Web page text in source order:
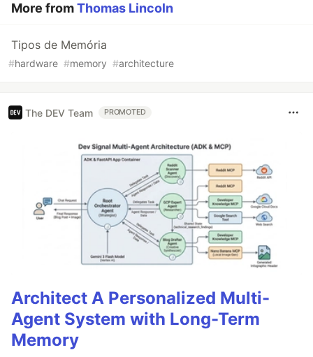
More fromThomas Lincoln
Tipos de Memória
#hardware #memory #architecture
The DEV Team PROMOTED
Architect A Personalized Multi-
Agent System with Long-Term
Memory